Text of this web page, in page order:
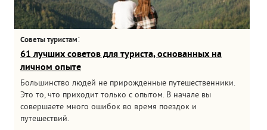
Советы туристам:
61 лучших советов для туриста, основанных на
личном опыте
Большинство людей не прирожденные путешественники.
Это то, что приходит только с опытом. В начале вы
совершаете много ошибок во время поездок и
путешествий.